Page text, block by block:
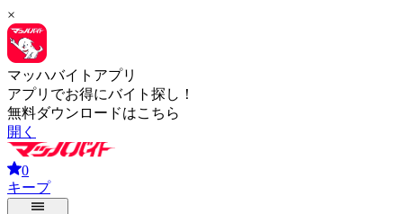
×
マッハバイトアプリ
アプリでお得にバイト探し！
無料ダウンロードはこちら
開く
0
キープ